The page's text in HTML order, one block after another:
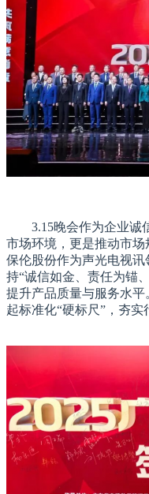
3.15晚会作为企业诚
市场环境，更是推动市
保伦股份作为声光电视
持“诚信如金、责任为锚
提升产品质量与服务水
起标准化“硬标尺”，夯实